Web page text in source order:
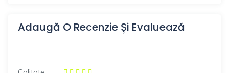
Adaugă O Recenzie Și Evaluează